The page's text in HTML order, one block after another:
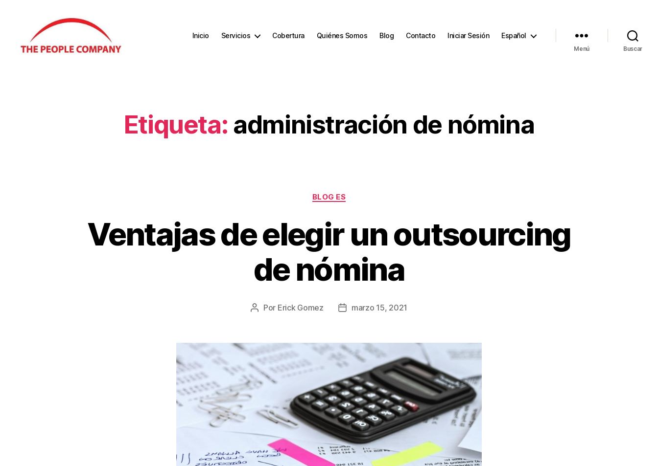
Inicio Servicios Cobertura Quiénes Somos Blog Contacto Iniciar Sesión Español
Menú Buscar
Etiqueta: administración de nómina
BLOG ES
Ventajas de elegir un outsourcing
de nómina
Por Erick Gomez marzo 15, 2021